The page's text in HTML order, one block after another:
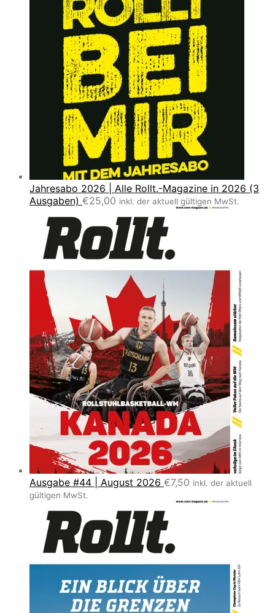
Jahresabo 2026 | Alle Rollt.-Magazine in 2026 (3
Ausgaben) €25,00 inkl. der aktuell gültigen MwSt.
Ausgabe #44 | August 2026 €7,50 inkl. der aktuell
gültigen MwSt.